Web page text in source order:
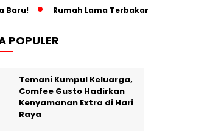
Rumah Lama Terbakar, Paris Hilton Pindah
POPULER
Temani Kumpul Keluarga,
Comfee Gusto Hadirkan
Kenyamanan Extra di Hari
Raya